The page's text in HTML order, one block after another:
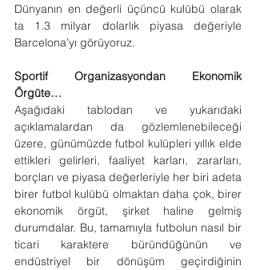
Dünyanın en değerli üçüncü kulübü olarak
ta 1.3 milyar dolarlık piyasa değeriyle
Barcelona’yı görüyoruz.
Sportif Organizasyondan Ekonomik
Örgüte…
Aşağıdaki tablodan ve yukarıdaki
açıklamalardan da gözlemlenebileceği
üzere, günümüzde futbol kulüpleri yıllık elde
ettikleri gelirleri, faaliyet karları, zararları,
borçları ve piyasa değerleriyle her biri adeta
birer futbol kulübü olmaktan daha çok, birer
ekonomik örgüt, şirket haline gelmiş
durumdalar. Bu, tamamıyla futbolun nasıl bir
ticari karaktere büründüğünün ve
endüstriyel bir dönüşüm geçirdiğinin